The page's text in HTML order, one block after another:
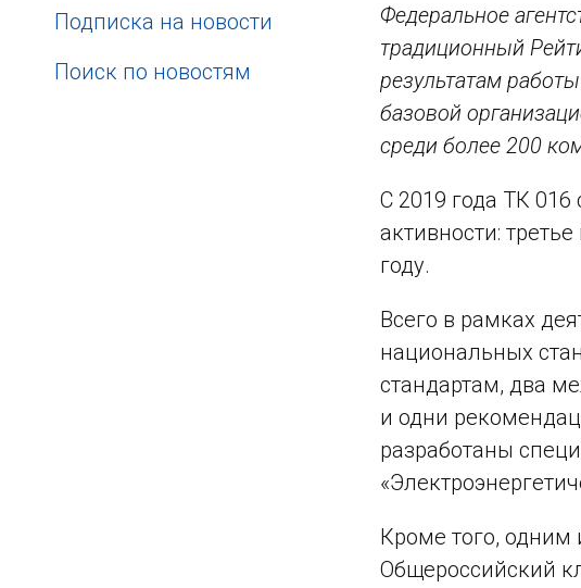
Подписка на новости
Поиск по новостям
Федеральное
традиционный
результатам
базовой
среди более 200
С 2019 года ТК 016
активности:
году.
Всего в рамках
национальных
стандартам, два
и одни
разработаны
Кроме того, одним
Общероссийский